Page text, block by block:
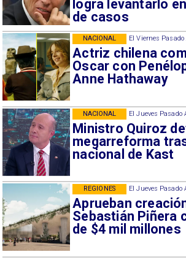
logra levantarlo
de casos
El Viernes
Actriz chilena
Oscar con
Anne Hathaway
NACIONAL
El Jueves Pasado
Ministro Quiroz
megarreforma
nacional de Kast
NACIONAL
El Jueves Pasado
Aprueban
Sebastián Piñera
de $4 mil millones
REGIONES